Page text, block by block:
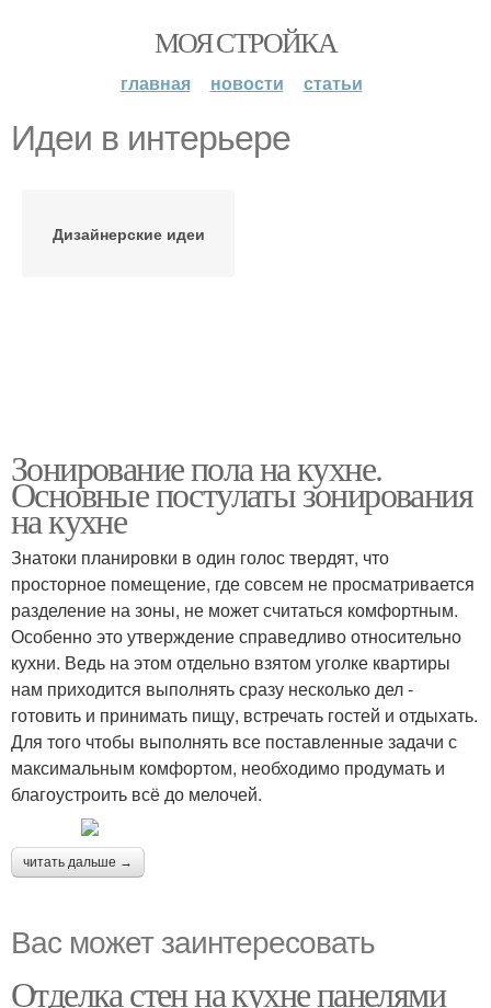
МОЯ СТРОЙКА
главная новости статьи
Идеи в интерьере
Дизайнерские идеи
Зонирование пола на кухне.
Основные постулаты зонирования
на кухне
Знатоки планировки в один голос твердят, что
просторное помещение, где совсем не просматривается
разделение на зоны, не может считаться комфортным.
Особенно это утверждение справедливо относительно
кухни. Ведь на этом отдельно взятом уголке квартиры
нам приходится выполнять сразу несколько дел -
готовить и принимать пищу, встречать гостей и отдыхать.
Для того чтобы выполнять все поставленные задачи с
максимальным комфортом, необходимо продумать и
благоустроить всё до мелочей.
читать дальше →
Вас может заинтересовать
Отделка стен на кухне панелями